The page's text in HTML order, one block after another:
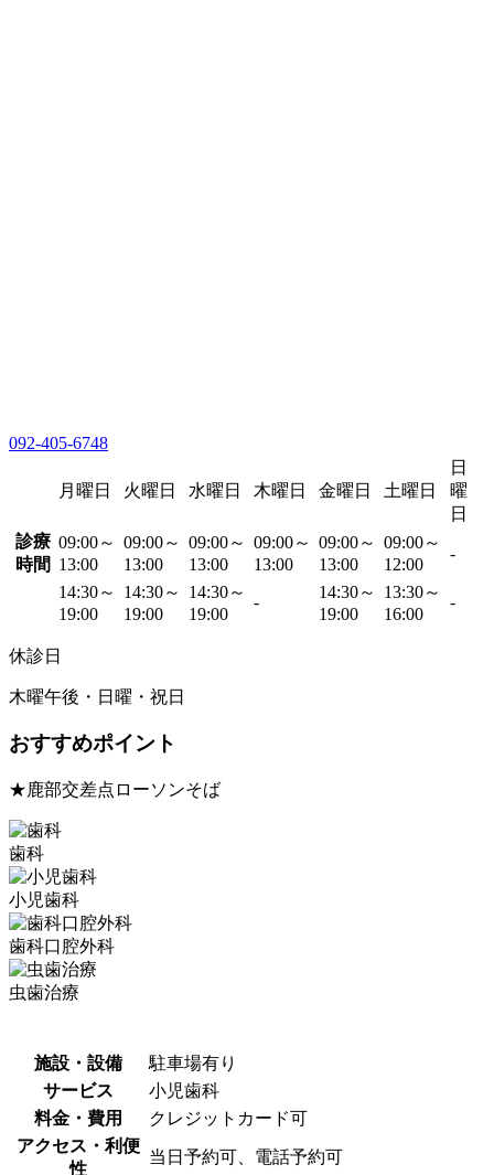
092-405-6748
月曜日 火曜日 水曜日 木曜日 金曜日 土曜日
日
曜
日
診療
時間
09:00～
13:00
09:00～
13:00
09:00～
13:00
09:00～
13:00
09:00～
13:00
09:00～
12:00
-
14:30～
19:00
14:30～
19:00
14:30～
19:00
-
14:30～
19:00
13:30～
16:00
-
休診日
木曜午後・日曜・祝日
おすすめポイント
★鹿部交差点ローソンそば
歯科
小児歯科
歯科口腔外科
虫歯治療
施設・設備
駐車場有り
サービス
小児歯科
料金・費用
クレジットカード可
アクセス・利便
性
当日予約可、電話予約可